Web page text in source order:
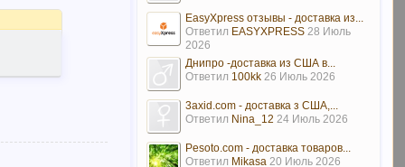
EasyXpress отзывы - доставка из...
Ответил EASYXPRESS 28 Июль
2026
Днипро -доставка из США в...
Ответил 100kk 26 Июль 2026
3axid.com - доставка з США,...
Ответил Nina_12 24 Июль 2026
Pesoto.com - доставка товаров...
Ответил Mikasa 20 Июль 2026